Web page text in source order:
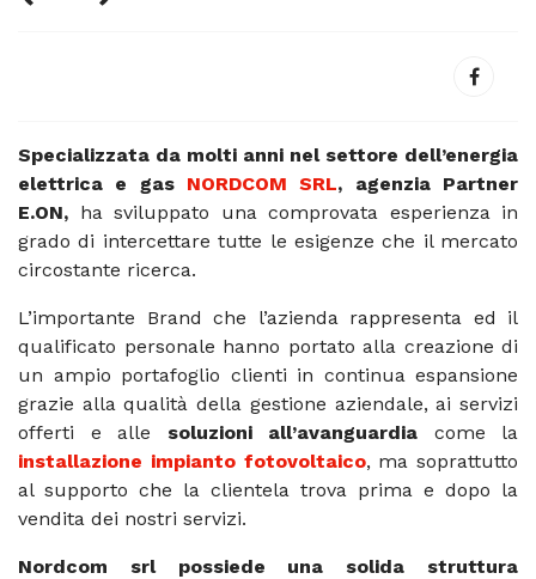
Specializzata da molti anni nel settore dell’energia
elettrica e gas NORDCOM SRL, agenzia Partner
E.ON, ha sviluppato una comprovata esperienza in
grado di intercettare tutte le esigenze che il mercato
circostante ricerca.
L’importante Brand che l’azienda rappresenta ed il
qualificato personale hanno portato alla creazione di
un ampio portafoglio clienti in continua espansione
grazie alla qualità della gestione aziendale, ai servizi
offerti e alle soluzioni all’avanguardia come la
installazione impianto fotovoltaico, ma soprattutto
al supporto che la clientela trova prima e dopo la
vendita dei nostri servizi.
Nordcom srl possiede una solida struttura